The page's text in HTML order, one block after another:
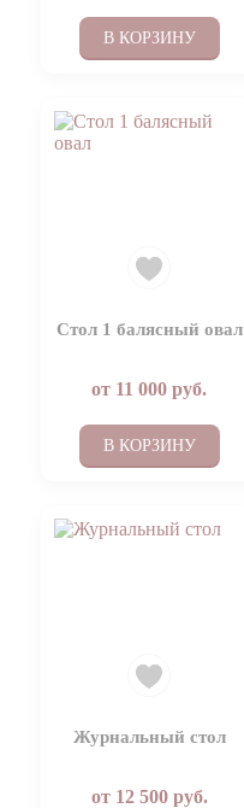
В КОРЗИНУ
Стол 1 балясный овал
от 11 000 руб.
В КОРЗИНУ
Журнальный стол
от 12 500руб.